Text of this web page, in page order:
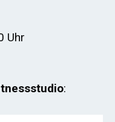
Uhr
: